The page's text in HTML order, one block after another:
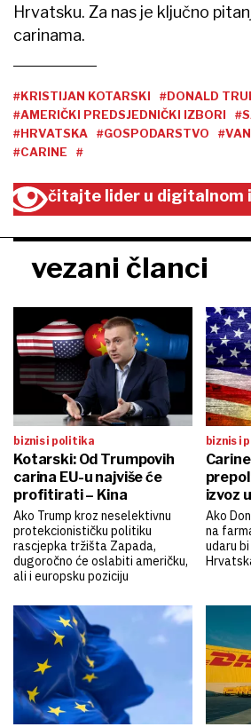
Hrvatsku. Za nas je ključno
carinama.
#KRISTIJAN KOTARSKI
#DONALD
#AMERIČKI PREDSJEDNIČKI IZBORI
#HRVATSKA
#GOSPODARSTVO
#CARINE
#
čitajte lider u digitalnom
vezani članci
biznis i politika
Kotarski: Od Trumpovih
carina EU-u najviše će
profitirati – Kina
Ako Trump kroz neselektivnu
protekcionističku politiku
rascjepka tržišta Zapada,
dugoročno će oslabiti američku,
ali i europsku poziciju
biznis i
izvoz
Ako
na
udaru